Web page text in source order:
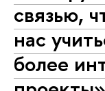
связью,
нас
более